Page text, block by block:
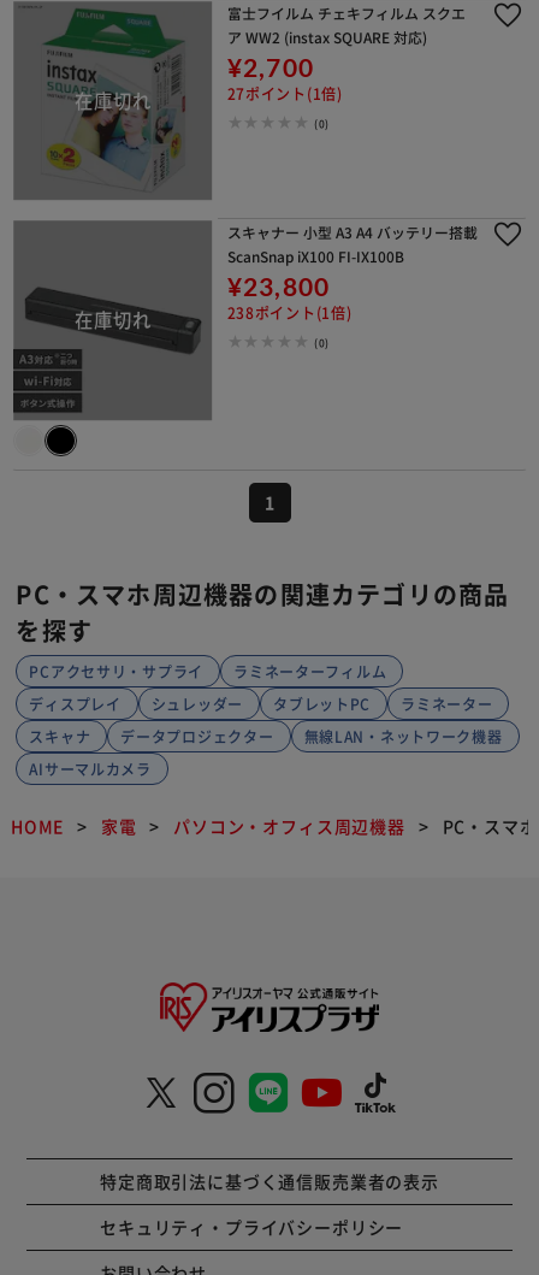
富士フイルム チェキフィルム スクエ
ア WW2 (instax SQUARE 対応)
¥2,700
27ポイント(1倍)
(0)
スキャナー 小型 A3 A4 バッテリー搭載
ScanSnap iX100 FI-IX100B
¥23,800
238ポイント(1倍)
(0)
1
PC・スマホ周辺機器の関連カテゴリの商品
を探す
PCアクセサリ・サプライ
ラミネーターフィルム
ディスプレイ
シュレッダー タブレットPC
ラミネーター
スキャナ
データプロジェクター
無線LAN・ネットワーク機器
AIサーマルカメラ
HOME 家電 パソコン・オフィス周辺機器 PC・スマ
特定商取引法に基づく通信販売業者の表示
セキュリティ・プライバシーポリシー